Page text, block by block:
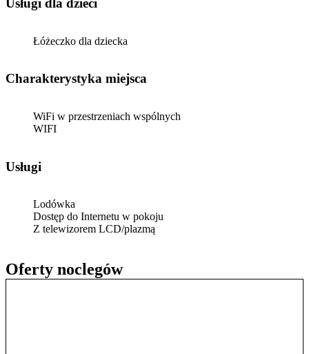
Oferty noclegów
usługi dla dzieci
Łóżeczko dla dziecka
Charakterystyka miejsca
WiFi w przestrzeniach wspólnych
WIFI
Usługi
Lodówka
Dostęp do Internetu w pokoju
Z telewizorem LCD/plazmą